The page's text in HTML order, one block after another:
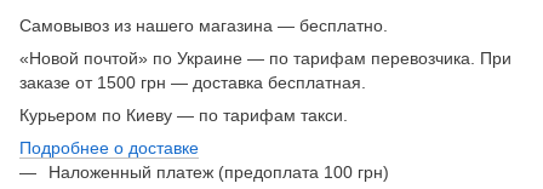
Самовывоз из нашего магазина — бесплатно.
«Новой почтой» по Украине — по тарифам перевозчика. При
заказе от 1500 грн — доставка бесплатная.
Курьером по Киеву — по тарифам такси.
Подробнее о доставке
Наложенный платеж (предоплата 100 грн)